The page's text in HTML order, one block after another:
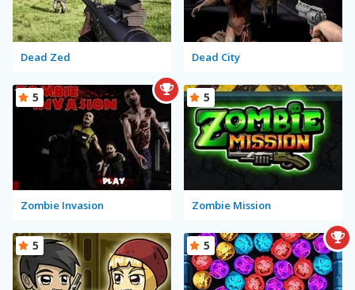
Dead Zed Dead City
Zombie Invasion
5
Zombie Mission
5
5 5